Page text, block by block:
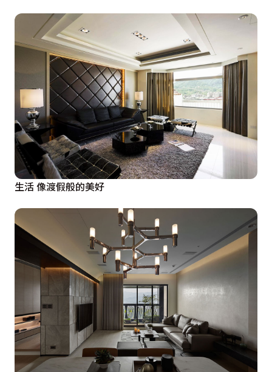
生活 像渡假般的美好